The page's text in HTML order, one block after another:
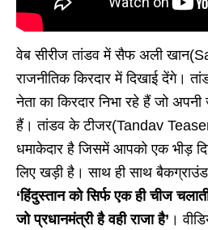
वेब सीरीज तांडव में सैफ अली
राजनीतिक किरदार में दिखाई देंगे।
नेता का किरदार निभा रहे हैं जो
हैं। तांडव के टीजर(Tandav
धमाकेदार है जिसमें आपको एक भीड़
लिए खड़ी है। साथ ही साथ
‘हिंदुस्तान को सिर्फ एक ही चीज
जो प्रधानमंत्री है वही राजा है’ ।